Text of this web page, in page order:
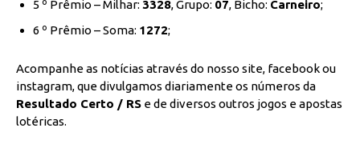
5 º Prêmio – Milhar: 3328, Grupo: 07, Bicho: Carneiro;
6 º Prêmio – Soma: 1272;
Acompanhe as notícias através do nosso site, facebook ou
instagram, que divulgamos diariamente os números da
Resultado Certo / RS e de diversos outros jogos e apostas
lotéricas.